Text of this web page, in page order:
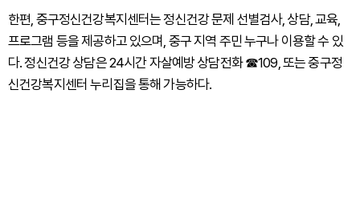
한편, 중구정신건강복지센터는 정신건강 문제 선별검사, 상담, 교육,
프로그램 등을 제공하고 있으며, 중구 지역 주민 누구나 이용할 수 있
다. 정신건강 상담은 24시간 자살예방 상담전화 ☎109, 또는 중구정
신건강복지센터 누리집을 통해 가능하다.